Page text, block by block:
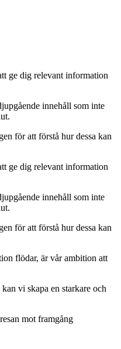
ge dig relevant information
innehåll som inte
för att förstå hur dessa kan
ge dig relevant information
innehåll som inte
för att förstå hur dessa kan
flödar, är vår ambition att
vi skapa en starkare och
mot framgång